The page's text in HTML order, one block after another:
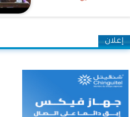
إعلان